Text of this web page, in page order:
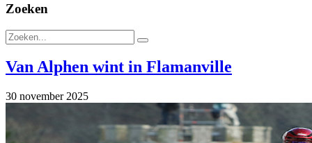
Zoeken
Van Alphen wint in Flamanville
30 november 2025